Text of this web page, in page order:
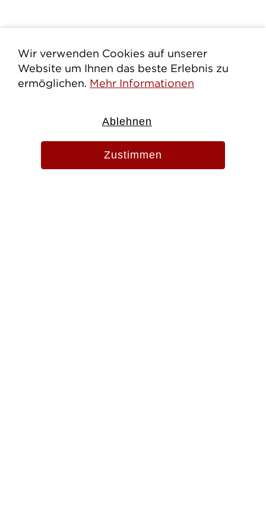
Wir verwenden Cookies auf unserer
Website um Ihnen das beste Erlebnis zu
ermöglichen. Mehr Informationen
Ablehnen
Zustimmen